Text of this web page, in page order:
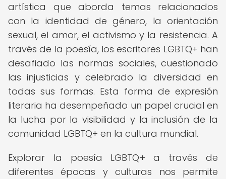
artística que aborda temas relacionados
con la identidad de género, la orientación
sexual, el amor, el activismo y la resistencia. A
través de la poesía, los escritores LGBTQ+ han
desafiado las normas sociales, cuestionado
las injusticias y celebrado la diversidad en
todas sus formas. Esta forma de expresión
literaria ha desempeñado un papel crucial en
la lucha por la visibilidad y la inclusión de la
comunidad LGBTQ+ en la cultura mundial.
Explorar la poesía LGBTQ+ a través de
diferentes épocas y culturas nos permite